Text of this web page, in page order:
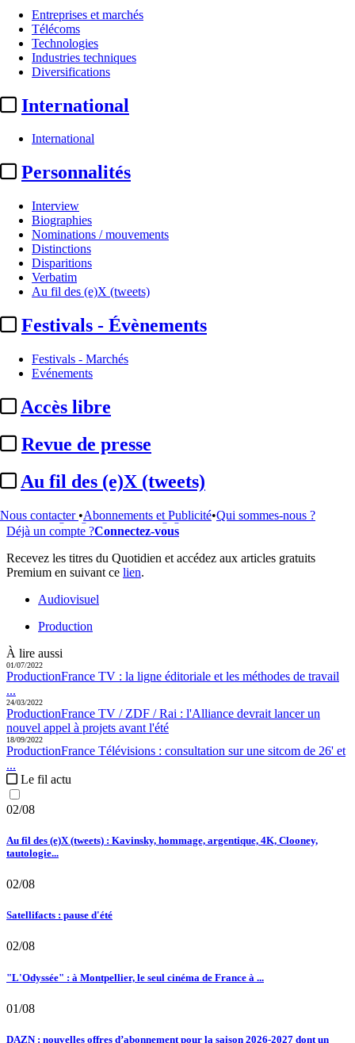
Entreprises et marchés
Télécoms
Technologies
Industries techniques
Diversifications
International
International
Personnalités
Interview
Biographies
Nominations / mouvements
Distinctions
Disparitions
Verbatim
Au fil des (e)X (tweets)
Festivals - Évènements
Festivals - Marchés
Evénements
Accès libre
Revue de presse
Au fil des (e)X (tweets)
Nous contacter •Abonnements et Publicité•Qui sommes-nous ?
Production
FTV / ZDF / Rai :
lance un appel ...
Actualité n° 268461
Cet article est réservé à nos abonnés
99% reste à lire
Pour accéder à cet article, à l'ensemble du site, découvrez nos
S'abonner à Satellifacts
Accès intégral gratuit - Sans engagement
Déjà un compte ?Connectez-vous
Recevez les titres du Quotidien et accédez aux articles gratuits
Premium en suivant ce lien.
Audiovisuel
Production
À lire aussi
01/07/2022
ProductionFrance TV : la ligne éditoriale et les méthodes de travail
...
24/03/2022
ProductionFrance TV / ZDF / Rai : l'Alliance devrait lancer un
nouvel appel à projets avant l'été
18/09/2022
ProductionFrance Télévisions : consultation sur une sitcom de 26' et
...
Le fil actu
02/08
Au fil des (e)X (tweets) : Kavinsky, hommage, argentique, 4K, Clooney,
tautologie...
02/08
Satellifacts : pause d'été
02/08
"L'Odyssée" : à Montpellier, le seul cinéma de France à ...
01/08
DAZN : nouvelles offres d’abonnement pour la saison 2026-2027 dont un